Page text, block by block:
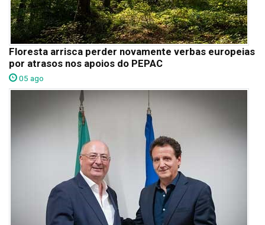
Floresta arrisca perder novamente verbas europeias
por atrasos nos apoios do PEPAC
05 ago